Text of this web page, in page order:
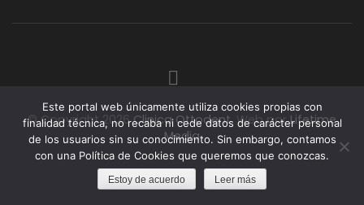
© Copyright 2026Clinica Ottodent. Web porLifetime
Media
Este portal web únicamente utiliza cookies propias con
finalidad técnica, no recaba ni cede datos de carácter personal
de los usuarios sin su conocimiento. Sin embargo, contamos
con una Política de Cookies que queremos que conozcas.
Estoy de acuerdo Leer más